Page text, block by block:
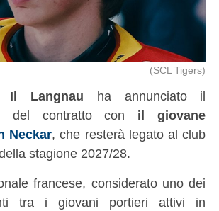
(SCL Tigers)
Il Langnau ha annunciato il
del contratto con il giovane
Neckar, che resterà legato al club
stagione 2027/28.
francese, considerato uno dei
tra i giovani portieri attivi in